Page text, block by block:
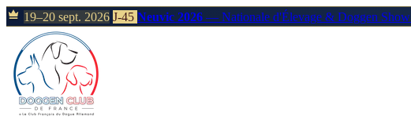
19–20 sept. 2026 J-45 Neuvic 2026 — Nationale d'Élevage & Doggen Show